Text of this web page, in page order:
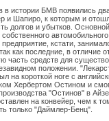
в истории БМВ появились
и Шапиро, к которым и
долгов и убытков.
кстати,
как последние, в отличие
часть средств для
положении.
на короткой ноге с
Хербертом Остином и
"Остинов" в
на конвейер, чем к
только "Даймлер-Бенц".